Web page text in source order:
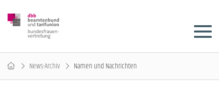
News-Archiv Namen und Nachrichten